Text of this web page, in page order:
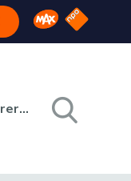
Omroep MAX
NPO
Registreren